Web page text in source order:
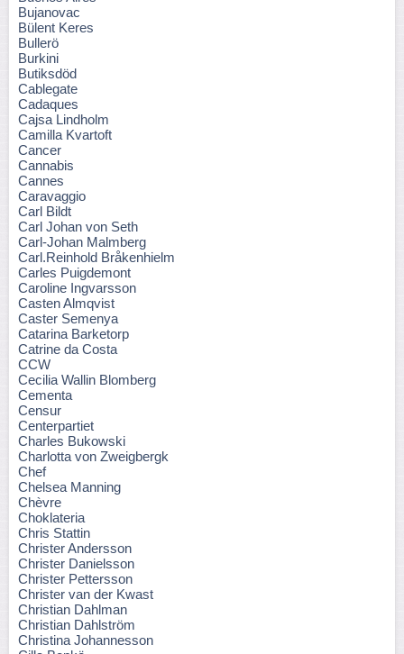
Bujanovac
Bülent Keres
Bullerö
Burkini
Butiksdöd
Cablegate
Cadaques
Cajsa Lindholm
Camilla Kvartoft
Cancer
Cannabis
Cannes
Caravaggio
Carl Bildt
Carl Johan von Seth
Carl-Johan Malmberg
Carl.Reinhold Bråkenhielm
Carles Puigdemont
Caroline Ingvarsson
Casten Almqvist
Caster Semenya
Catarina Barketorp
Catrine da Costa
CCW
Cecilia Wallin Blomberg
Cementa
Censur
Centerpartiet
Charles Bukowski
Charlotta von Zweigbergk
Chef
Chelsea Manning
Chèvre
Choklateria
Chris Stattin
Christer Andersson
Christer Danielsson
Christer Pettersson
Christer van der Kwast
Christian Dahlman
Christian Dahlström
Christina Johannesson